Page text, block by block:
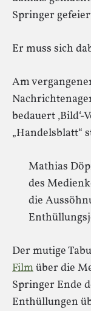
Springer
Er muss sich
Am
bedauert
„Handelsblatt“
Mathias
des
die
Der mutige
Filmüber die
Springer Ende
Enthüllungen